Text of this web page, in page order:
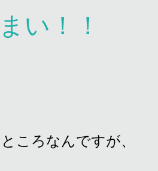
い！！
ころなんですが、